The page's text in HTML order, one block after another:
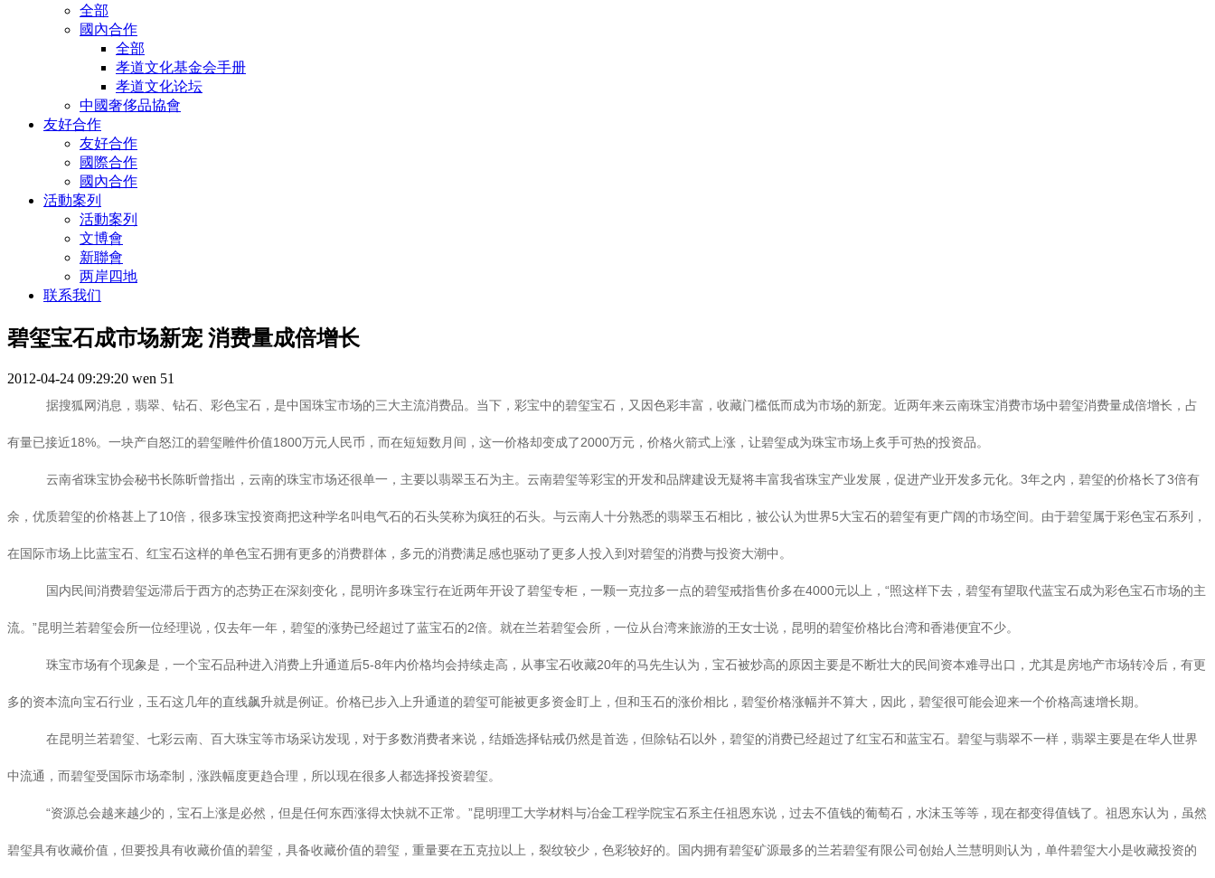
全部
國內合作
全部
孝道文化基金会手册
孝道文化论坛
中國奢侈品協會
友好合作
友好合作
國際合作
國內合作
活動案列
活動案列
文博會
新聯會
两岸四地
联系我们
碧玺宝石成市场新宠 消费量成倍增长
2012-04-24 09:29:20 wen 51
据搜狐网消息，翡翠、钻石、彩色宝石，是中国珠宝市场的三大主流消费品。当下，彩宝中的碧玺宝石，又因色彩丰富，收藏门槛低而成为市场的新宠。近两年来云南珠宝消费市场中碧玺消费量成倍增长，占
有量已接近18%。一块产自怒江的碧玺雕件价值1800万元人民币，而在短短数月间，这一价格却变成了2000万元，价格火箭式上涨，让碧玺成为珠宝市场上炙手可热的投资品。
云南省珠宝协会秘书长陈昕曾指出，云南的珠宝市场还很单一，主要以翡翠玉石为主。云南碧玺等彩宝的开发和品牌建设无疑将丰富我省珠宝产业发展，促进产业开发多元化。3年之内，碧玺的价格长了3倍有
余，优质碧玺的价格甚上了10倍，很多珠宝投资商把这种学名叫电气石的石头笑称为疯狂的石头。与云南人十分熟悉的翡翠玉石相比，被公认为世界5大宝石的碧玺有更广阔的市场空间。由于碧玺属于彩色宝石系列，
在国际市场上比蓝宝石、红宝石这样的单色宝石拥有更多的消费群体，多元的消费满足感也驱动了更多人投入到对碧玺的消费与投资大潮中。
国内民间消费碧玺远滞后于西方的态势正在深刻变化，昆明许多珠宝行在近两年开设了碧玺专柜，一颗一克拉多一点的碧玺戒指售价多在4000元以上，“照这样下去，碧玺有望取代蓝宝石成为彩色宝石市场的主
流。”昆明兰若碧玺会所一位经理说，仅去年一年，碧玺的涨势已经超过了蓝宝石的2倍。就在兰若碧玺会所，一位从台湾来旅游的王女士说，昆明的碧玺价格比台湾和香港便宜不少。
珠宝市场有个现象是，一个宝石品种进入消费上升通道后5-8年内价格均会持续走高，从事宝石收藏20年的马先生认为，宝石被炒高的原因主要是不断壮大的民间资本难寻出口，尤其是房地产市场转冷后，有更
多的资本流向宝石行业，玉石这几年的直线飙升就是例证。价格已步入上升通道的碧玺可能被更多资金盯上，但和玉石的涨价相比，碧玺价格涨幅并不算大，因此，碧玺很可能会迎来一个价格高速增长期。
在昆明兰若碧玺、七彩云南、百大珠宝等市场采访发现，对于多数消费者来说，结婚选择钻戒仍然是首选，但除钻石以外，碧玺的消费已经超过了红宝石和蓝宝石。碧玺与翡翠不一样，翡翠主要是在华人世界
中流通，而碧玺受国际市场牵制，涨跌幅度更趋合理，所以现在很多人都选择投资碧玺。
“资源总会越来越少的，宝石上涨是必然，但是任何东西涨得太快就不正常。”昆明理工大学材料与冶金工程学院宝石系主任祖恩东说，过去不值钱的葡萄石，水沫玉等等，现在都变得值钱了。祖恩东认为，虽然
碧玺具有收藏价值，但要投具有收藏价值的碧玺，具备收藏价值的碧玺，重量要在五克拉以上，裂纹较少，色彩较好的。国内拥有碧玺矿源最多的兰若碧玺有限公司创始人兰慧明则认为，单件碧玺大小是收藏投资的